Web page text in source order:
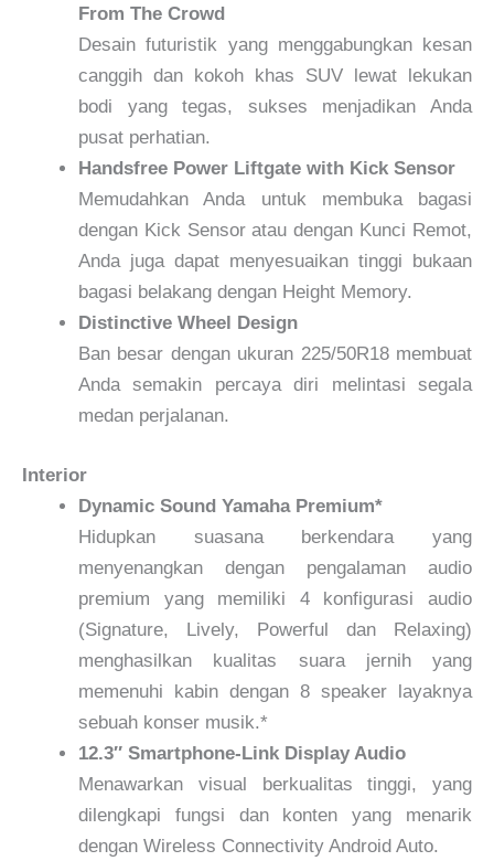
From The Crowd
Desain futuristik yang menggabungkan kesan
canggih dan kokoh khas SUV lewat lekukan
bodi yang tegas, sukses menjadikan Anda
pusat perhatian.
Handsfree Power Liftgate with Kick Sensor
Memudahkan Anda untuk membuka bagasi
dengan Kick Sensor atau dengan Kunci Remot,
Anda juga dapat menyesuaikan tinggi bukaan
bagasi belakang dengan Height Memory.
Distinctive Wheel Design
Ban besar dengan ukuran 225/50R18 membuat
Anda semakin percaya diri melintasi segala
medan perjalanan.
Interior
Dynamic Sound Yamaha Premium*
Hidupkan suasana berkendara yang
menyenangkan dengan pengalaman audio
premium yang memiliki 4 konfigurasi audio
(Signature, Lively, Powerful dan Relaxing)
menghasilkan kualitas suara jernih yang
memenuhi kabin dengan 8 speaker layaknya
sebuah konser musik.*
12.3″ Smartphone-Link Display Audio
Menawarkan visual berkualitas tinggi, yang
dilengkapi fungsi dan konten yang menarik
dengan Wireless Connectivity Android Auto.